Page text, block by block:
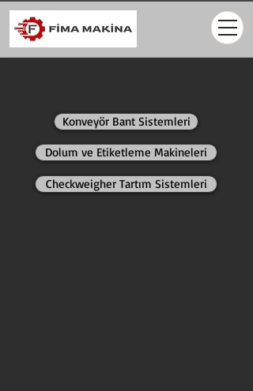
Konveyör Bant Sistemleri
Checkweigher Tartım Sistemleri
Dolum ve Etiketleme Makineleri